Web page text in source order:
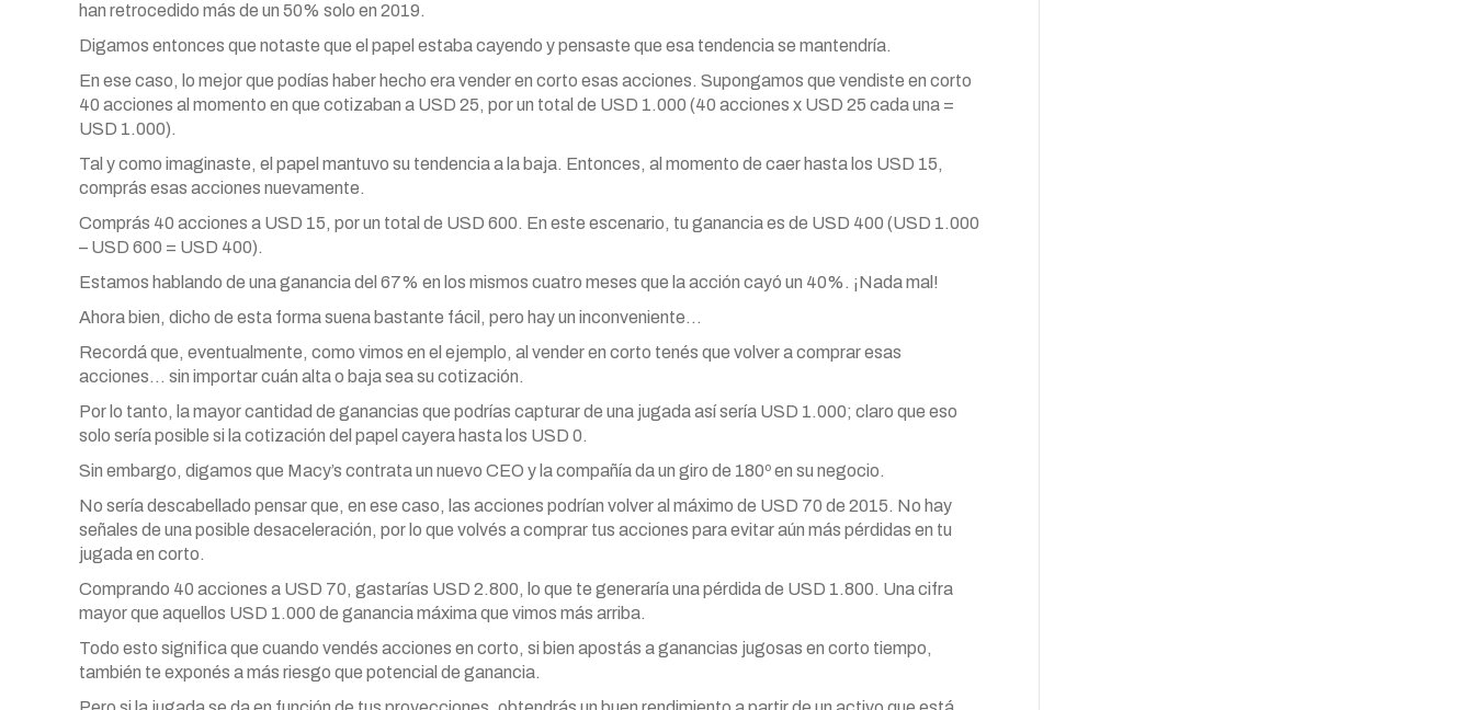
han retrocedido más de un 50% solo en 2019.
Digamos entonces que notaste que el papel estaba cayendo y pensaste que esa tendencia se mantendría.
En ese caso, lo mejor que podías haber hecho era vender en corto esas acciones. Supongamos que vendiste en corto
40 acciones al momento en que cotizaban a USD 25, por un total de USD 1.000 (40 acciones x USD 25 cada una =
USD 1.000).
Tal y como imaginaste, el papel mantuvo su tendencia a la baja. Entonces, al momento de caer hasta los USD 15,
comprás esas acciones nuevamente.
Comprás 40 acciones a USD 15, por un total de USD 600. En este escenario, tu ganancia es de USD 400 (USD 1.000
– USD 600 = USD 400).
Estamos hablando de una ganancia del 67% en los mismos cuatro meses que la acción cayó un 40%. ¡Nada mal!
Ahora bien, dicho de esta forma suena bastante fácil, pero hay un inconveniente…
Recordá que, eventualmente, como vimos en el ejemplo, al vender en corto tenés que volver a comprar esas
acciones… sin importar cuán alta o baja sea su cotización.
Por lo tanto, la mayor cantidad de ganancias que podrías capturar de una jugada así sería USD 1.000; claro que eso
solo sería posible si la cotización del papel cayera hasta los USD 0.
Sin embargo, digamos que Macy’s contrata un nuevo CEO y la compañía da un giro de 180º en su negocio.
No sería descabellado pensar que, en ese caso, las acciones podrían volver al máximo de USD 70 de 2015. No hay
señales de una posible desaceleración, por lo que volvés a comprar tus acciones para evitar aún más pérdidas en tu
jugada en corto.
Comprando 40 acciones a USD 70, gastarías USD 2.800, lo que te generaría una pérdida de USD 1.800. Una cifra
mayor que aquellos USD 1.000 de ganancia máxima que vimos más arriba.
Todo esto significa que cuando vendés acciones en corto, si bien apostás a ganancias jugosas en corto tiempo,
también te exponés a más riesgo que potencial de ganancia.